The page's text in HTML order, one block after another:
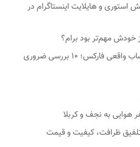
استوری و هایلایت اینستاگرام در
مهم‌تر بود برام؟
چک‌لیست افتتاح حساب واقعی فارکس؛ ۱۰ بررسی ضروری
هوایی به نجف و کربلا
تلفیق ظرافت، کیفیت و قیمت